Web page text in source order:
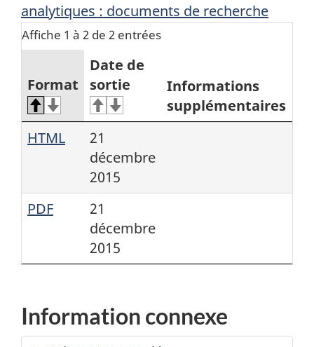
analytiques : documents de recherche
Affiche 1 à 2 de 2 entrées
Format
Date de
sortie
Informations
supplémentaires
HTML
21
décembre
2015
PDF
21
décembre
2015
Information connexe